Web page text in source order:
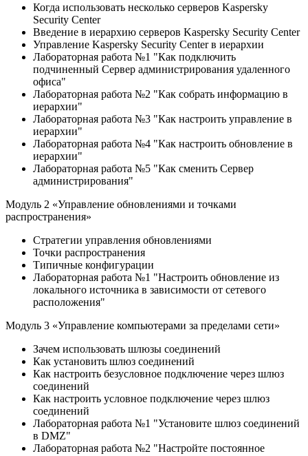
Когда использовать несколько серверов Kaspersky
Security Center
Введение в иерархию серверов Kaspersky Security Center
Управление Kaspersky Security Center в иерархии
Лабораторная работа №1 "Как подключить
подчиненный Сервер администрирования удаленного
офиса"
Лабораторная работа №2 "Как собрать информацию в
иерархии"
Лабораторная работа №3 "Как настроить управление в
иерархии"
Лабораторная работа №4 "Как настроить обновление в
иерархии"
Лабораторная работа №5 "Как сменить Сервер
администрирования"
Модуль 2 «Управление обновлениями и точками
распространения»
Стратегии управления обновлениями
Точки распространения
Типичные конфигурации
Лабораторная работа №1 "Настроить обновление из
локального источника в зависимости от сетевого
расположения"
Модуль 3 «Управление компьютерами за пределами сети»
Зачем использовать шлюзы соединений
Как установить шлюз соединений
Как настроить безусловное подключение через шлюз
соединений
Как настроить условное подключение через шлюз
соединений
Лабораторная работа №1 "Установите шлюз соединений
в DMZ"
Лабораторная работа №2 "Настройте постоянное